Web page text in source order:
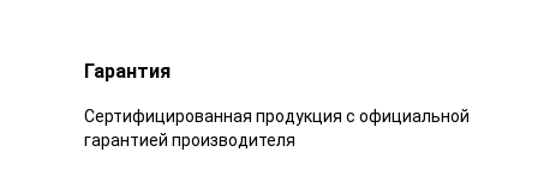
Гарантия
Сертифицированная продукция с официальной
гарантией производителя